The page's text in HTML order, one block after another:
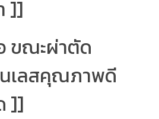
]]
ขณะผ่าตัด
เลสคุณภาพดี
]]